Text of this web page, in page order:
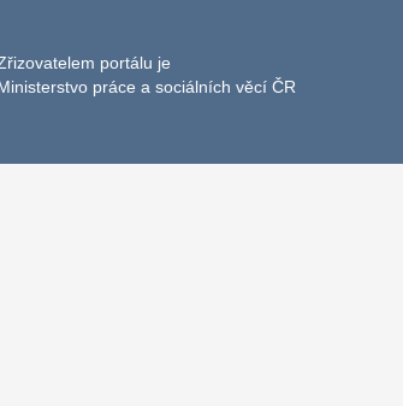
portálu je
práce a sociálních věcí ČR